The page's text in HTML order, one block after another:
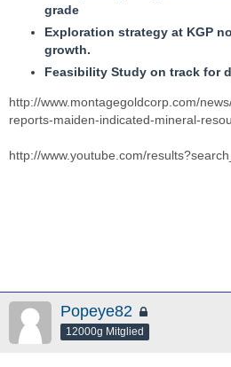
Montage Gold PEA
http://www.montagegoldcorp.com/
announces-kon-gold-project-pea-
and-31-irr
aber Das wird VERMUTLICH EIn
denke ich.
grade
Exploration strategy at KGP
growth.
Feasibility Study on track for
http://www.montagegoldcorp.com/
reports-maiden-indicated-mineral-
http://www.youtube.com/
Popeye82
12000g Mitglied